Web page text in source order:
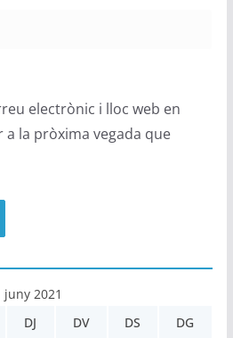
electrònic i lloc web en
la pròxima vegada que
juny 2021
DJ DV DS DG